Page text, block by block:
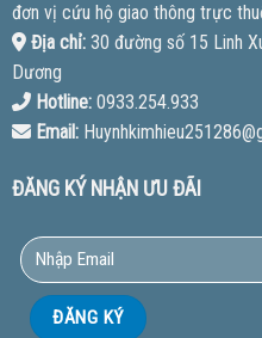
đơn vị cứu hộ giao thông trực
Địa chỉ:30 đường số 15 Linh
Dương
Hotline:0933.254.933
Email:
ĐĂNG KÝ NHẬN ƯU ĐÃI